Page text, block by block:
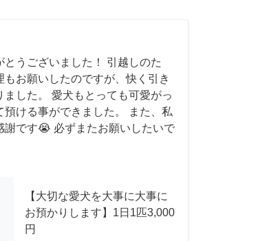
うございました！ 引越しのた
お願いしたのですが、快く引き
した。 愛犬もとっても可愛がっ
ける事ができました。 また、私
謝です😭 必ずまたお願いしたいで
【大切な愛犬を大事に大事に
お預かりします】1日1匹3,000
円